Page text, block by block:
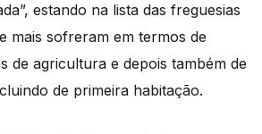
estando na lista das freguesias
mais sofreram em termos de
de agricultura e depois também de
de primeira habitação.